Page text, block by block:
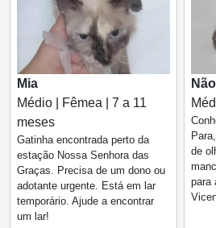
Mia
Médio | Fêmea | 7 a 11
meses
Gatinha encontrada perto da
estação Nossa Senhora das
Graças. Precisa de um dono ou
adotante urgente. Está em lar
temporário. Ajude a encontrar
um lar!
de
para